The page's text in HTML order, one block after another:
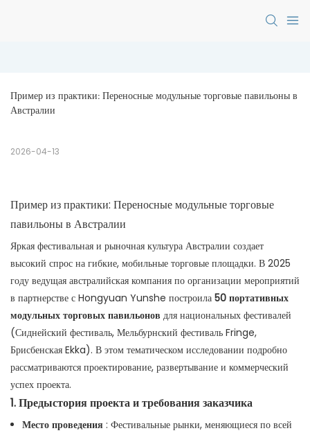
Пример из практики: Переносные модульные торговые павильоны в
Австралии
2026-04-13
Пример из практики: Переносные модульные торговые
павильоны в Австралии
Яркая фестивальная и рыночная культура Австралии создает
высокий спрос на гибкие, мобильные торговые площадки. В 2025
году ведущая австралийская компания по организации мероприятий
в партнерстве с Hongyuan Yunshe построила 50 портативных
модульных торговых павильонов для национальных фестивалей
(Сиднейский фестиваль, Мельбурнский фестиваль Fringe,
Брисбенская Ekka). В этом тематическом исследовании подробно
рассматриваются проектирование, развертывание и коммерческий
успех проекта.
1. Предыстория проекта и требования заказчика
Место проведения : Фестивальные рынки, меняющиеся по всей